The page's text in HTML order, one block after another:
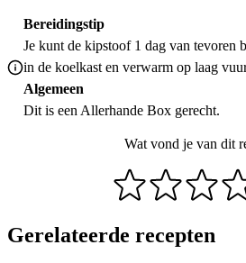
Bereidingstip
Je kunt de kipstoof 1 dag van tevoren
in de koelkast en verwarm op laag
Algemeen
Dit is een Allerhande Box gerecht.
Wat vond je van dit
Gerelateerde recepten